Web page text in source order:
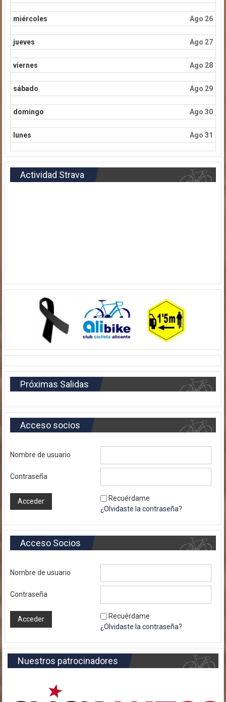
miércoles Ago 26
jueves Ago 27
viernes Ago 28
sábado Ago 29
domingo Ago 30
lunes Ago 31
Actividad Strava
Próximas Salidas
Acceso socios
Nombre de usuario
Contraseña
Recuérdame
¿Olvidaste la contraseña?
Acceso Socios
Nombre de usuario
Contraseña
Recuérdame
¿Olvidaste la contraseña?
Nuestros patrocinadores